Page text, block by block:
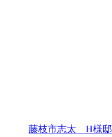
藤枝市志太 H様邸